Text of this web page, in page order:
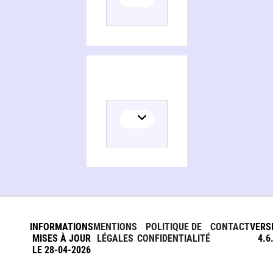
INFORMATIONS
MISES À JOUR
LE 28-04-2026
MENTIONS
LÉGALES
POLITIQUE DE
CONFIDENTIALITÉ
CONTACT